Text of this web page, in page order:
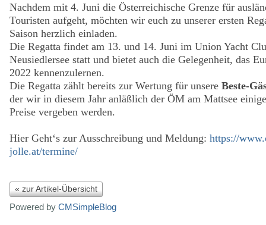
Nachdem mit 4. Juni die Österreichische Grenze für
Touristen aufgeht, möchten wir euch zu unserer ersten
Saison herzlich einladen.
Die Regatta findet am 13. und 14. Juni im Union Yacht
Neusiedlersee statt und bietet auch die Gelegenheit, das
2022 kennenzulernen.
Die Regatta zählt bereits zur Wertung für unsere Beste-
der wir in diesem Jahr anläßlich der ÖM am Mattsee
Preise vergeben werden.
Hier Geht‘s zur Ausschreibung und Meldung: https://
jolle.at/termine/
« zur Artikel-Übersicht
Powered by CMSimpleBlog